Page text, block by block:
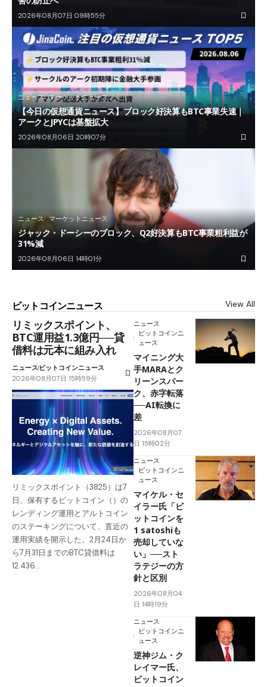
2026年08月07日 09時55分
ニュース マーケットニュース
【今日の仮想通貨ニュース】ブロック好決算もBTC事業失速｜
アークとJPYCは基盤拡大
2026年08月06日 20時07分
ニュース マーケットニュース
ジャック・ドーシーのブロック、Q2好決算もBTC事業粗利益が
31%減
2026年08月06日 14時01分
ビットコインニュース View All
リミックスポイント、
BTC運用益1.3億円──貸
借料は元本に組み入れ
ニュースビットコインニュース
2026年08月07日 15時59分
リミックスポイント（3825）は7
日、保有するビットコイン（）の
レンディング運用とアルトコイン
のステーキングについて、直近の
運用実績を開示した。2月24日か
ら7月31日までのBTC貸借料は
12.436…
ニュース
ビットコインニ
ュース
マイニング大
手MARAとク
リーンスパー
ク、赤字転落
──AI転換に
差
2026年08月07
日 15時02分
ニュース
ビットコインニ
ュース
マイケル・セ
イラー氏「ビ
ットコインを
1 satoshiも
売却していな
い」──スト
ラテジーの方
針と区別
2026年08月04
日 14時19分
ニュース
ビットコインニ
ュース
逆神ジム・ク
レイマー氏、
ビットコイン